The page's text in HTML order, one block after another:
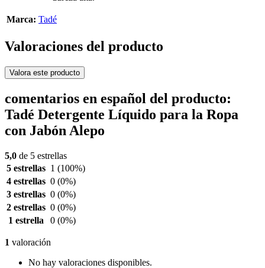
Marca: Tadé
Valoraciones del producto
Valora este producto
comentarios en español del producto:
Tadé Detergente Líquido para la Ropa
con Jabón Alepo
5,0 de 5 estrellas
5 estrellas 1 (100%)
4 estrellas 0 (0%)
3 estrellas 0 (0%)
2 estrellas 0 (0%)
1 estrella
0 (0%)
1 valoración
No hay valoraciones disponibles.